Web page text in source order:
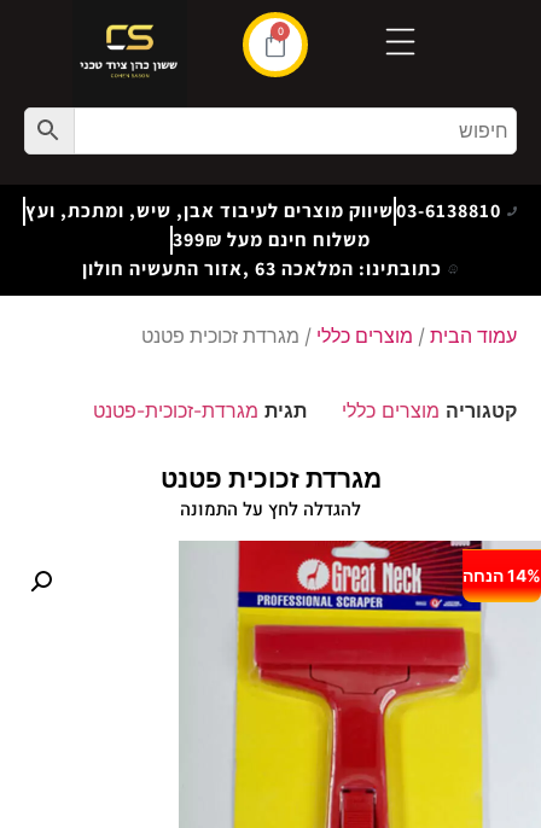
0
03-6138810שיווק מוצרים לעיבוד אבן, שיש, ומתכת, ועץ
משלוח חינם מעל 399₪
כתובתינו: המלאכה 63 ,אזור התעשיה חולון
עמוד הבית / מוצרים כללי / מגרדת זכוכית פטנט
קטגוריה מוצרים כללי תגית מגרדת-זכוכית-פטנט
מגרדת זכוכית פטנט
להגדלה לחץ על התמונה
14% הנחה